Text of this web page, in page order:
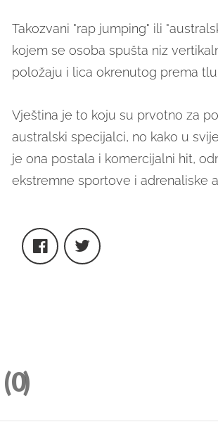
Takozvani "rap jumping" ili
kojem se osoba spušta niz
položaju i lica okrenutog prema tlu.
Vještina je to koju su prvotno za
australski specijalci, no kako u
je ona postala i komercijalni hit,
ekstremne sportove i adrenaliske
(0)